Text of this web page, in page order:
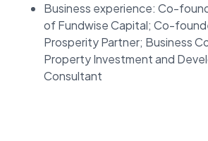
Business experience: Co-
of Fundwise Capital; Co-
Prosperity Partner; Business
Property Investment and
Consultant